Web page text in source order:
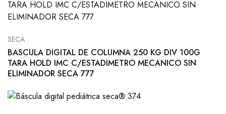
SECA
BASCULA DIGITAL DE COLUMNA 250 KG DIV 100G
TARA HOLD IMC C/ESTADIMETRO MECANICO SIN
ELIMINADOR SECA 777